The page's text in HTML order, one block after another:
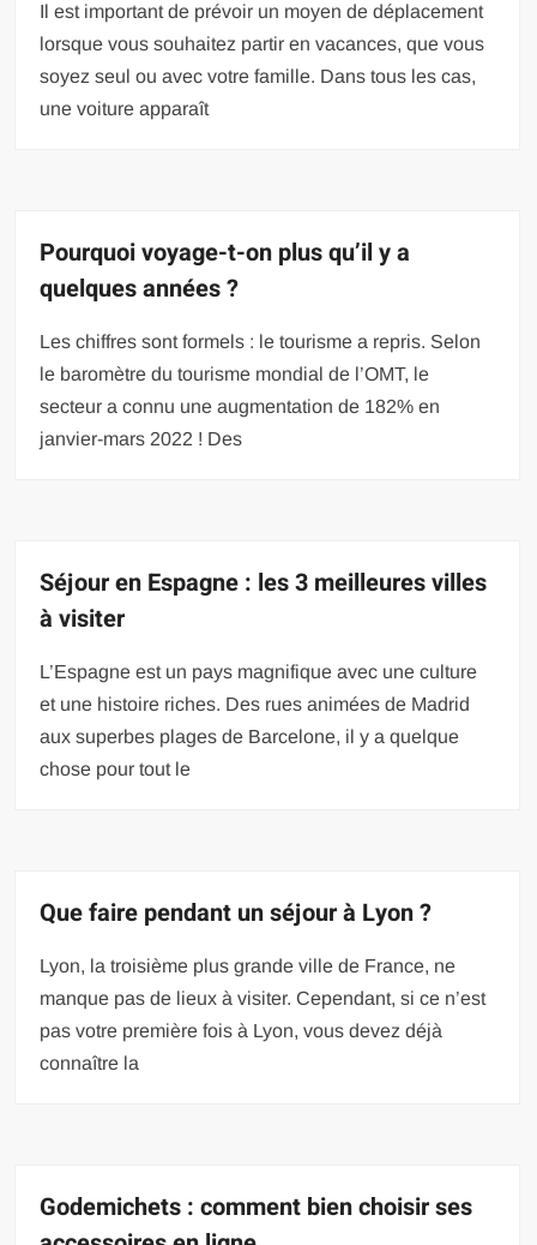
Il est important de prévoir un moyen de déplacement
lorsque vous souhaitez partir en vacances, que vous
soyez seul ou avec votre famille. Dans tous les cas,
une voiture apparaît
Pourquoi voyage-t-on plus qu’il y a
quelques années ?
Les chiffres sont formels : le tourisme a repris. Selon
le baromètre du tourisme mondial de l’OMT, le
secteur a connu une augmentation de 182% en
janvier-mars 2022 ! Des
Séjour en Espagne : les 3 meilleures villes
à visiter
L’Espagne est un pays magnifique avec une culture
et une histoire riches. Des rues animées de Madrid
aux superbes plages de Barcelone, il y a quelque
chose pour tout le
Que faire pendant un séjour à Lyon ?
Lyon, la troisième plus grande ville de France, ne
manque pas de lieux à visiter. Cependant, si ce n’est
pas votre première fois à Lyon, vous devez déjà
connaître la
Godemichets : comment bien choisir ses